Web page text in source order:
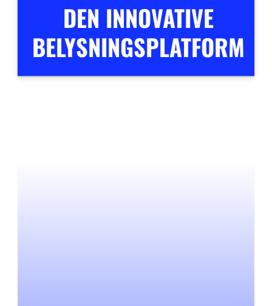
DEN INNOVATIVE
BELYSNINGSPLATFORM